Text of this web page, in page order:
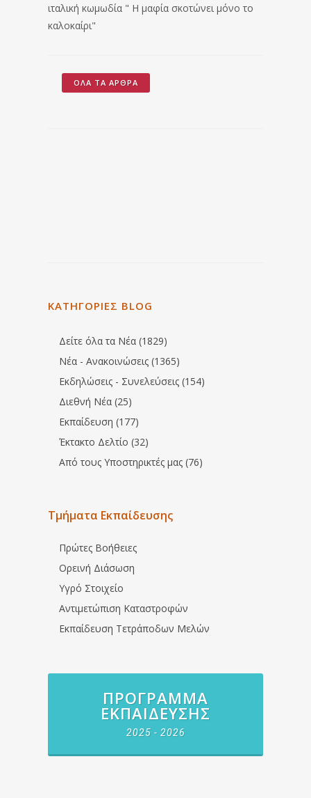
ιταλική κωμωδία " Η μαφία σκοτώνει μόνο το
καλοκαίρι"
ΌΛΑ ΤΑ ΆΡΘΡΑ
ΚΑΤΗΓΟΡΙΕΣ BLOG
Δείτε όλα τα Νέα (1829)
Νέα - Ανακοινώσεις (1365)
Εκδηλώσεις - Συνελεύσεις (154)
Διεθνή Νέα (25)
Εκπαίδευση (177)
Έκτακτο Δελτίο (32)
Από τους Υποστηρικτές μας (76)
Τμήματα Εκπαίδευσης
Πρώτες Βοήθειες
Ορεινή Διάσωση
Υγρό Στοιχείο
Αντιμετώπιση Καταστροφών
Εκπαίδευση Τετράποδων Μελών
ΠΡΌΓΡΑΜΜΑ
ΕΚΠΑΊΔΕΥΣΗΣ
2025 - 2026